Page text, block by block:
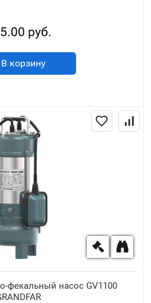
руб.
В корзину
фекальный насос GV1100